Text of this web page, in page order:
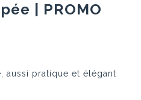
| PROMO
aussi pratique et élégant